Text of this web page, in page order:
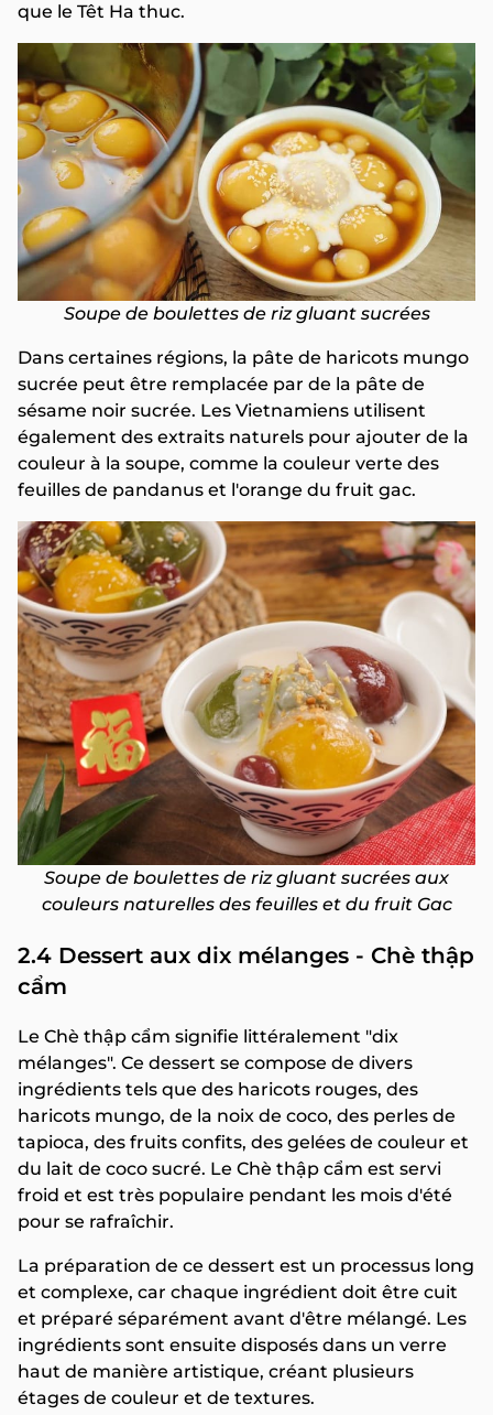
que le Têt Ha thuc.
Soupe de boulettes de riz gluant sucrées
Dans certaines régions, la pâte de haricots mungo
sucrée peut être remplacée par de la pâte de
sésame noir sucrée. Les Vietnamiens utilisent
également des extraits naturels pour ajouter de la
couleur à la soupe, comme la couleur verte des
feuilles de pandanus et l'orange du fruit gac.
Soupe de boulettes de riz gluant sucrées aux
couleurs naturelles des feuilles et du fruit Gac
2.4 Dessert aux dix mélanges - Chè thập
cẩm
Le Chè thập cẩm signifie littéralement "dix
mélanges". Ce dessert se compose de divers
ingrédients tels que des haricots rouges, des
haricots mungo, de la noix de coco, des perles de
tapioca, des fruits confits, des gelées de couleur et
du lait de coco sucré. Le Chè thập cẩm est servi
froid et est très populaire pendant les mois d'été
pour se rafraîchir.
La préparation de ce dessert est un processus long
et complexe, car chaque ingrédient doit être cuit
et préparé séparément avant d'être mélangé. Les
ingrédients sont ensuite disposés dans un verre
haut de manière artistique, créant plusieurs
étages de couleur et de textures.